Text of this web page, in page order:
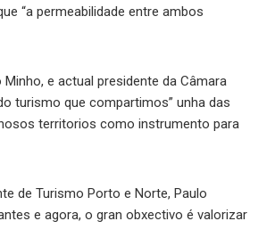
“a permeabilidade entre ambos
e actual presidente da Câmara
turismo que compartimos” unha das
territorios como instrumento para
de Turismo Porto e Norte, Paulo
e agora, o gran obxectivo é valorizar